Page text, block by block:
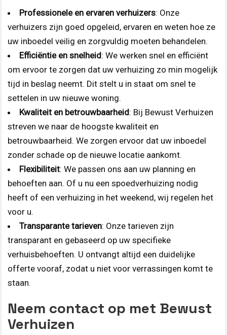
Professionele en ervaren verhuizers: Onze
verhuizers zijn goed opgeleid, ervaren en weten hoe ze
uw inboedel veilig en zorgvuldig moeten behandelen.
Efficiëntie en snelheid: We werken snel en efficiënt
om ervoor te zorgen dat uw verhuizing zo min mogelijk
tijd in beslag neemt. Dit stelt u in staat om snel te
settelen in uw nieuwe woning.
Kwaliteit en betrouwbaarheid: Bij Bewust Verhuizen
streven we naar de hoogste kwaliteit en
betrouwbaarheid. We zorgen ervoor dat uw inboedel
zonder schade op de nieuwe locatie aankomt.
Flexibiliteit: We passen ons aan uw planning en
behoeften aan. Of u nu een spoedverhuizing nodig
heeft of een verhuizing in het weekend, wij regelen het
voor u.
Transparante tarieven: Onze tarieven zijn
transparant en gebaseerd op uw specifieke
verhuisbehoeften. U ontvangt altijd een duidelijke
offerte vooraf, zodat u niet voor verrassingen komt te
staan.
Neem contact op met Bewust
Verhuizen